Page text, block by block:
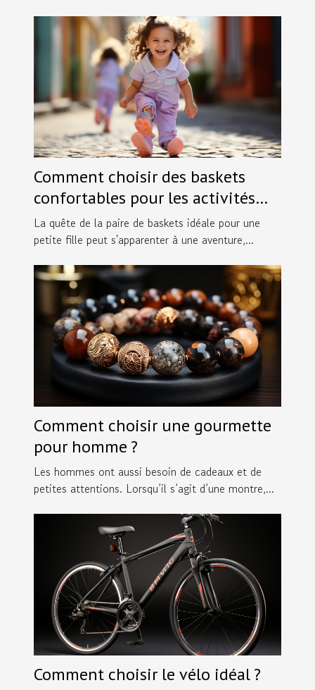
Comment choisir des baskets
confortables pour les activités
des petites filles en taille 30
La quête de la paire de baskets idéale pour une
petite fille peut s'apparenter à une aventure,...
Comment choisir une gourmette
pour homme ?
Les hommes ont aussi besoin de cadeaux et de
petites attentions. Lorsqu’il s’agit d’une montre,...
Comment choisir le vélo idéal ?